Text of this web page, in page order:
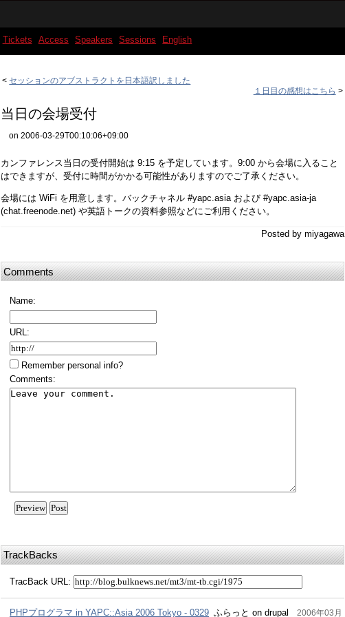
Tickets Access Speakers Sessions English
< セッションのアブストラクトを日本語訳しました
１日目の感想はこちら >
当日の会場受付
on 2006-03-29T00:10:06+09:00
カンファレンス当日の受付開始は 9:15 を予定しています。9:00 から会場に入ること
はできますが、受付に時間がかかる可能性がありますのでご了承ください。
会場には WiFi を用意します。バックチャネル #yapc.asia および #yapc.asia-ja
(chat.freenode.net) や英語トークの資料参照などにご利用ください。
Posted by miyagawa
Comments
Name:
URL:
Remember personal info?
Comments:
TrackBacks
TracBack URL :
PHPプログラマ in YAPC::Asia 2006 Tokyo - 0329 ふらっと on drupal 2006年03月